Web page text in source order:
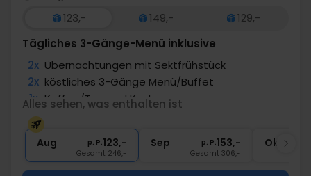
123,- 149,-
129,-
Tägliches 3-Gänge-Menü inklusive
2x Übernachtungen mit Sektfrühstück
2x köstliches 3-Gänge Menü/Buffet
1x Kaffee/Tee und Kuchen
1x
∞ Gratis Nutzung des Wellnessbereichs
Alles sehen, was enthalten ist
Aug p. P.123,-
Gesamt 246,-
Sep p. P.153,-
Gesamt 306,-
Okt